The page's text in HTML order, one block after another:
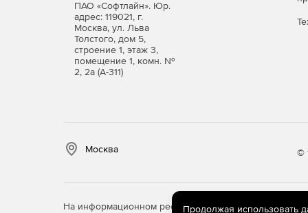
ПАО «Софтлайн». Юр.
адрес: 119021, г.
Москва, ул. Льва
Толстого, дом 5,
строение 1, этаж 3,
помещение 1, комн. №
2, 2а (А-311)
Москва ©
На информационном ресурсе store.softline.ru
Продолжая использовать